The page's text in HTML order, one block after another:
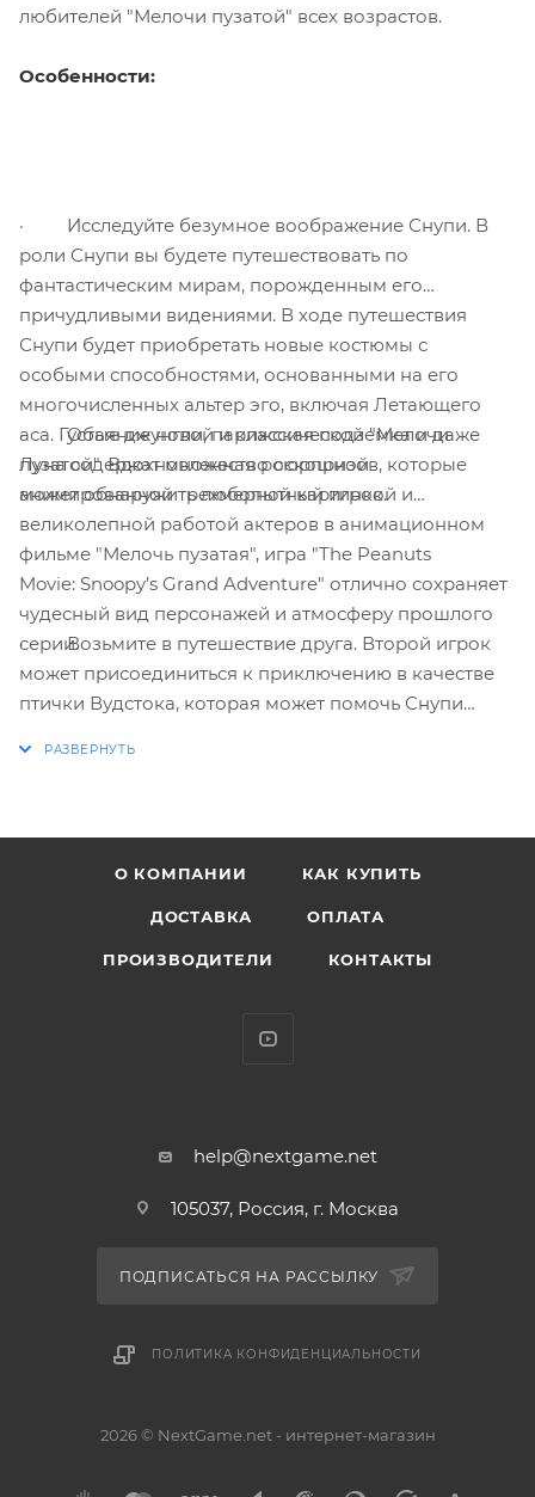
любителей "Мелочи пузатой" всех возрастов.
Особенности:
· Исследуйте безумное воображение Снупи. В
роли Снупи вы будете путешествовать по
фантастическим мирам, порожденным его
причудливыми видениями. В ходе путешествия
Снупи будет приобретать новые костюмы с
особыми способностями, основанными на его
многочисленных альтер эго, включая Летающего
аса. Густые джунгли, парижская подземка и даже
Луна содержат множество сюрпризов, которые
может обнаружить любопытный игрок.
· Обаяние новой и классической "Мелочи
пузатой". Вдохновленная роскошной
анимированной трехмерной картинкой и
великолепной работой актеров в анимационном
фильме "Мелочь пузатая", игра "The Peanuts
Movie: Snoopy’s Grand Adventure" отлично сохраняет
чудесный вид персонажей и атмосферу прошлого
серии.
· Возьмите в путешествие друга. Второй игрок
может присоединиться к приключению в качестве
птички Вудстока, которая может помочь Снупи
О КОМПАНИИ КАК КУПИТЬ
ДОСТАВКА ОПЛАТА
ПРОИЗВОДИТЕЛИ КОНТАКТЫ
help@nextgame.net
105037, Россия, г. Москва
ПОДПИСАТЬСЯ НА РАССЫЛКУ
ПОЛИТИКА КОНФИДЕНЦИАЛЬНОСТИ
2026 © NextGame.net - интернет-магазин